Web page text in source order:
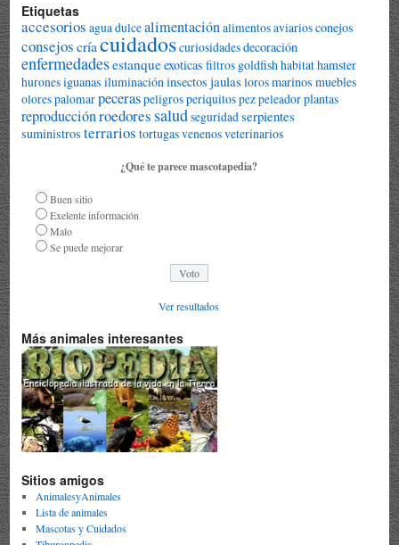
Etiquetas
accesorios agua dulcealimentaciónalimentosaviariosconejos
consejos cría cuidadoscuriosidadesdecoración
enfermedadesestanqueexoticas filtros goldfish habitathamster
huronesiguanas iluminación insectos jaulas lorosmarinos muebles
olorespalomarpeceraspeligrosperiquitospez peleadorplantas
reproducciónroedores saludseguridad serpientes
suministros terrarios tortugasvenenosveterinarios
¿Qué te parece mascotapedia?
Buen sitio
Exelente información
Malo
Se puede mejorar
Ver resultados
Más animales interesantes
Sitios amigos
AnimalesyAnimales
Lista de animales
Mascotas y Cuidados